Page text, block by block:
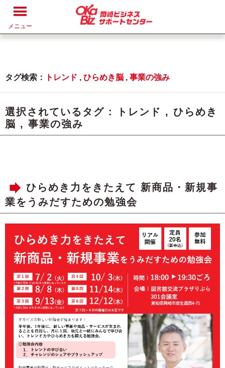
メニュー
タグ検索： トレンド , ひらめき脳 , 事業の強み
選択されているタグ : トレンド , ひらめき
脳 , 事業の強み
ひらめき力をきたえて 新商品・新規事
業をうみだすための勉強会